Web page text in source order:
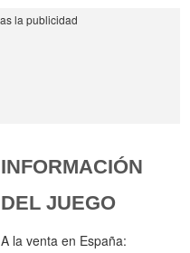
INFORMACIÓN
DEL JUEGO
A la venta en España: